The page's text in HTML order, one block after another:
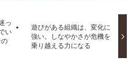
っ
い
遊びがある組織は、変化に
強い。しなやかさが危機を
乗り越える力になる